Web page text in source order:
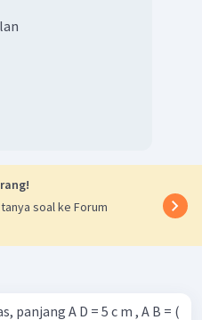
soal ke Forum
panjang A D = 5 c m , A B = (